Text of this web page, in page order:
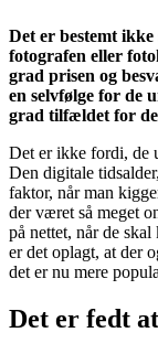
Det er bestemt
fotografen eller
grad prisen og
en selvfølge for de
grad tilfældet for
Det er ikke fordi, de
Den digitale
faktor, når man
der været så meget
på nettet, når de
er det oplagt, at der
det er nu mere
Det er fedt